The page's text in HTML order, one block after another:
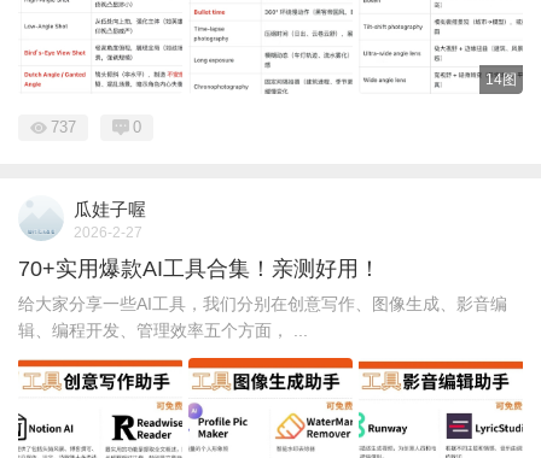
14图
737 0
瓜娃子喔
2026-2-27
70+实用爆款AI工具合集！亲测好用！
给大家分享一些AI工具，我们分别在创意写作、图像生成、影音编
辑、编程开发、管理效率五个方面， ...